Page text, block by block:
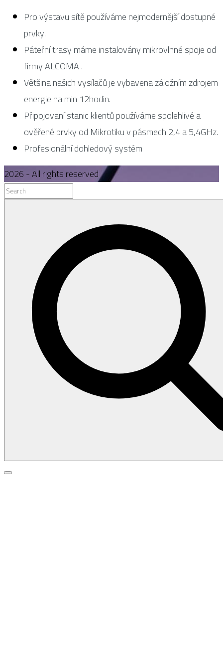
Pro výstavu sítě používáme nejmodernější dostupné
prvky.
Páteřní trasy máme instalovány mikrovlnné spoje od
firmy ALCOMA .
Většina našich vysílačů je vybavena záložním zdrojem
energie na min 12hodin.
Připojovaní stanic klientů používáme spolehlivé a
ověřené prvky od Mikrotiku v pásmech 2,4 a 5,4GHz.
Profesionální dohledový systém
2026- All rights reserved
Search
Search
Go